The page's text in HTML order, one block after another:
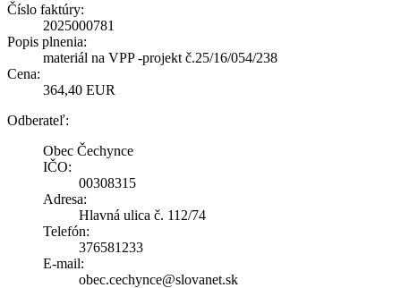
Číslo faktúry:
2025000781
Popis plnenia:
materiál na VPP -projekt č.25/16/054/238
Cena:
364,40 EUR
Odberateľ:
Obec Čechynce
IČO:
00308315
Adresa:
Hlavná ulica č. 112/74
Telefón:
376581233
E-mail:
obec.cechynce@slovanet.sk